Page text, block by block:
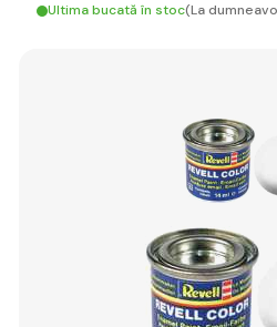
Ultima bucată în stoc(La